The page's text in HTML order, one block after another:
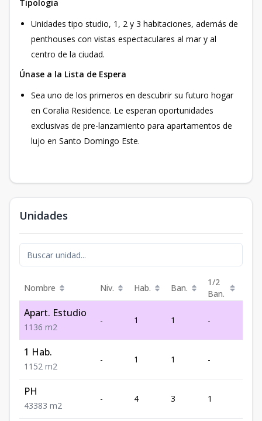
Tipologia
Unidades tipo studio, 1, 2 y 3 habitaciones, además de
penthouses con vistas espectaculares al mar y al
centro de la ciudad.
Únase a la Lista de Espera
Sea uno de los primeros en descubrir su futuro hogar
en Coralia Residence. Le esperan oportunidades
exclusivas de pre-lanzamiento para apartamentos de
lujo en Santo Domingo Este.
Unidades
Nombre Niv. Hab. Ban.
1/2
Ban.
Apart. Estudio
1 1 36 m2
- 1 1 -
1 Hab.
1 1 52 m2
- 1 1 -
PH
43383 m2
- 4 3 1